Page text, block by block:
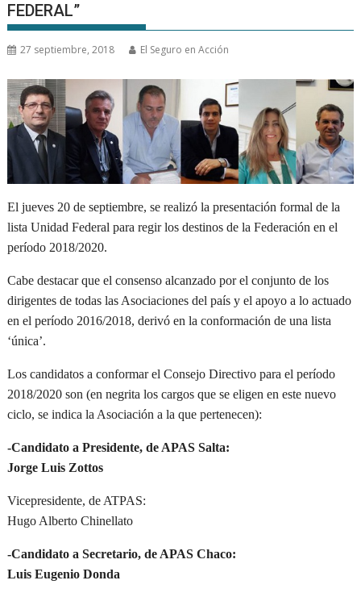
FEDERAL”
27 septiembre, 2018 El Seguro en Acción
El jueves 20 de septiembre, se realizó la presentación formal de la
lista Unidad Federal para regir los destinos de la Federación en el
período 2018/2020.
Cabe destacar que el consenso alcanzado por el conjunto de los
dirigentes de todas las Asociaciones del país y el apoyo a lo actuado
en el período 2016/2018, derivó en la conformación de una lista
‘única’.
Los candidatos a conformar el Consejo Directivo para el período
2018/2020 son (en negrita los cargos que se eligen en este nuevo
ciclo, se indica la Asociación a la que pertenecen):
-Candidato a Presidente, de APAS Salta:
Jorge Luis Zottos
Vicepresidente, de ATPAS:
Hugo Alberto Chinellato
-Candidato a Secretario, de APAS Chaco:
Luis Eugenio Donda